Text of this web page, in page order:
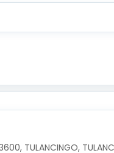
TULANCINGO,